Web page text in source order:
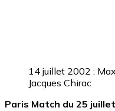
14 juillet 2002 :
Jacques Chirac
Paris Match du 25